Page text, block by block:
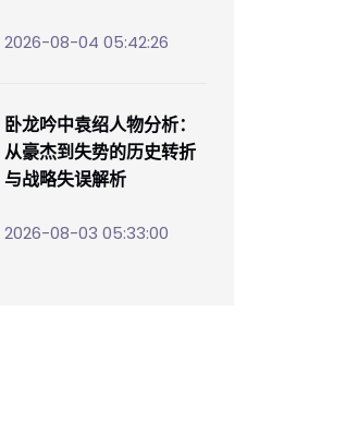
2026-08-04 05:42:26
卧龙吟中袁绍人物分析：
从豪杰到失势的历史转折
与战略失误解析
2026-08-03 05:33:00